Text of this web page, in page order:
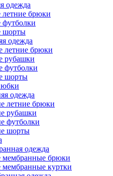
одежда
летние брюки
футболки
шорты
одежда
летние брюки
рубашки
футболки
шорты
юбки
одежда
летние брюки
рубашки
футболки
шорты
одежда
мембранные брюки
мембранные куртки